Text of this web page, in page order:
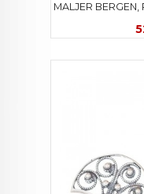
MALJER BERGEN,